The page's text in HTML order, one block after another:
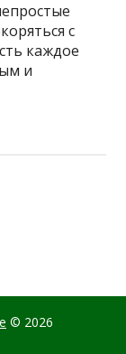
с
каждое
и
© 2026